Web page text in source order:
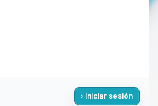
Iniciar sesión